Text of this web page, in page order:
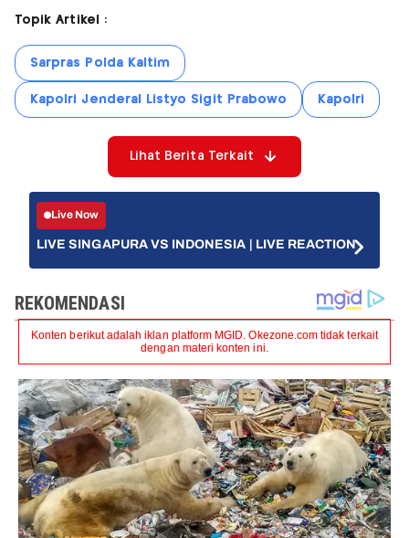
Topik Artikel :
Sarpras Polda Kaltim
Kapolri Jenderal Listyo Sigit Prabowo Kapolri
Lihat Berita Terkait
Live Now
LIVE SINGAPURA VS INDONESIA | LIVE REACTION